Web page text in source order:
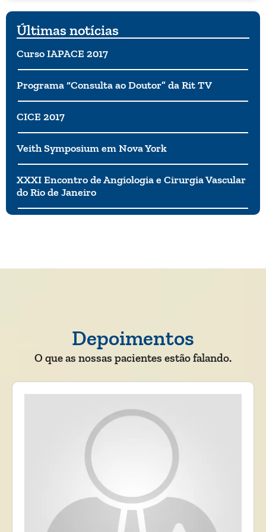
influenza durante a onda de outono da pandemia de
influenza de 1918 foi 50% menor nas cidades que
implementaram várias intervenções não
farmacêuticas. Hoje, temos que nos espelhar nessas
iniciativas para combatermos o coronavírus.
Últimas notícias
Curso IAPACE 2017
Programa “Consulta ao Doutor” da Rit TV
CICE 2017
Veith Symposium em Nova York
XXXI Encontro de Angiologia e Cirurgia Vascular
do Rio de Janeiro
Depoimentos
O que as nossas pacientes estão falando.